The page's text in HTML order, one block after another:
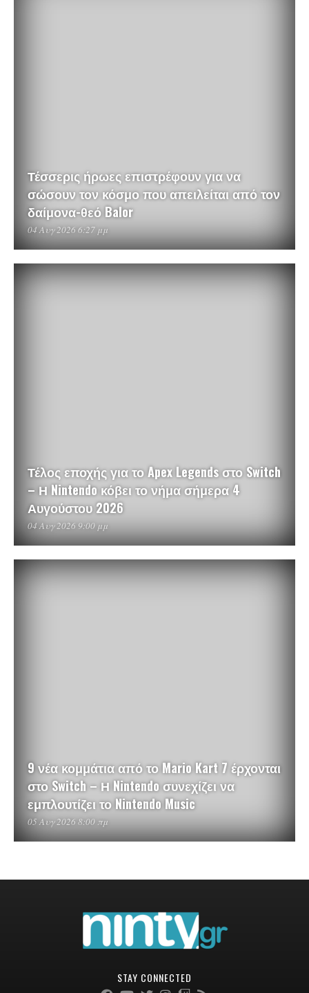
Τέσσερις ήρωες επιστρέφουν για να
σώσουν τον κόσμο που απειλείται από τον
δαίμονα-θεό Balor
04 Αυγ 2026 6:27 μμ
Τέλος εποχής για το Apex Legends στο Switch
– Η Nintendo κόβει το νήμα σήμερα 4
Αυγούστου 2026
04 Αυγ 2026 9:00 μμ
9 νέα κομμάτια από το Mario Kart 7 έρχονται
στο Switch – Η Nintendo συνεχίζει να
εμπλουτίζει το Nintendo Music
05 Αυγ 2026 8:00 πμ
STAY CONNECTED